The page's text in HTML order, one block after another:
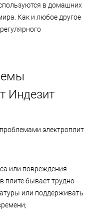
и программных
на дому или в нашем
бытовой техники
в домашних
Как и любое другое
Индезит
электроплит
или повреждения
плите бывает трудно
или поддерживать